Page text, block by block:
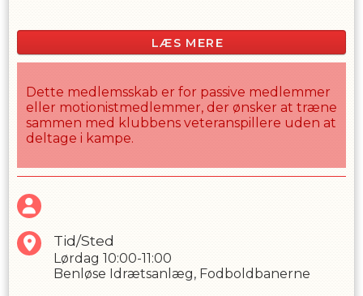
LÆS MERE
Dette medlemsskab er for passive medlemmer
eller motionistmedlemmer, der ønsker at træne
sammen med klubbens veteranspillere uden at
deltage i kampe.
Tid/Sted
Lørdag 10:00-11:00
Benløse Idrætsanlæg, Fodboldbanerne